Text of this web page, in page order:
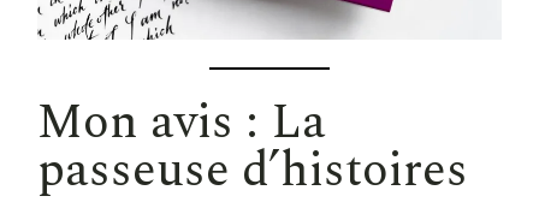
Mon avis : La
passeuse d’histoires